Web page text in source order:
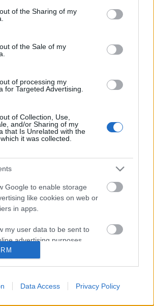
or usage behaviour. You may click to
to Google and its third-party tags to
specified purposes in below Google
of the Sharing of my
of the Sale of my
of processing my
for Targeted Advertising.
of Collection, Use,
and/or Sharing of my
that Is Unrelated with the
it was collected.
Google to enable storage
like cookies on web or
in apps.
my user data to be sent to
advertising purposes.
Google to send me
Google to enable storage
like cookies on web or
Data Access Privacy Policy
kezdődött a zárófelvonás,
futamra került sor tegnap. Ezt az
begyűjtve második
vezető pozíciójukat, és
Calero Cup - Negyedik
a négy tervezett futamot, ebben
közrejátszott, hogy a korábban
északkeleti szombatra enyhült,
a 12 csomót érték el. Ennek volt
a pályát kissé távolabb vitték a…
- RC44 Cup,
elért második helye után a
megnyerte a mezőnyversenyt,